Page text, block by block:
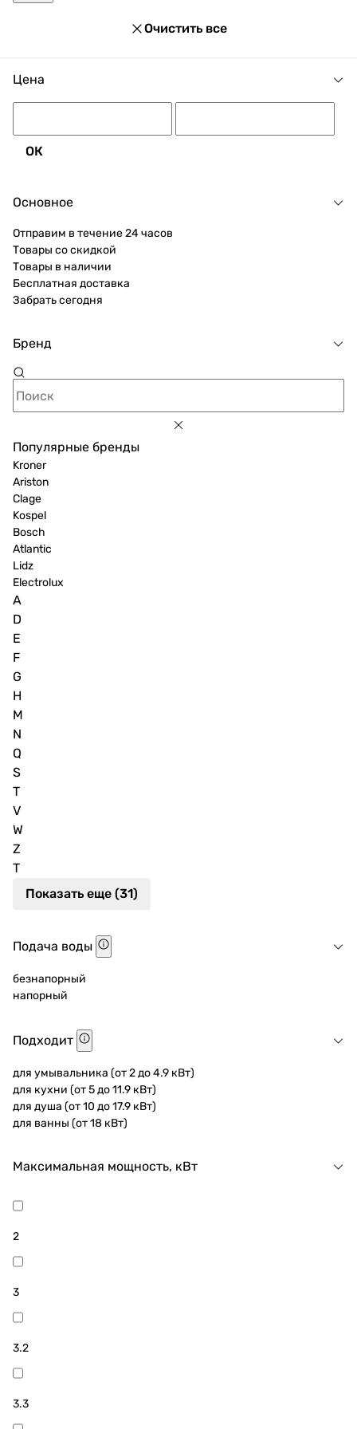
акций и скидок для каждого покупателя.
Очистить все
Цена
ОК
Основное
Отправим в течение 24 часов
Товары со скидкой
Товары в наличии
Бесплатная доставка
Забрать сегодня
Бренд
Популярные бренды
Kroner
Ariston
Clage
Kospel
Bosch
Atlantic
Lidz
Electrolux
A
D
E
F
G
H
M
N
Q
S
T
V
W
Z
Т
Показать еще (31)
Подача воды
безнапорный
напорный
Подходит
для умывальника (от 2 до 4.9 кВт)
для кухни (от 5 до 11.9 кВт)
для душа (от 10 до 17.9 кВт)
для ванны (от 18 кВт)
Максимальная мощность, кВт
2
3
3.2
3.3